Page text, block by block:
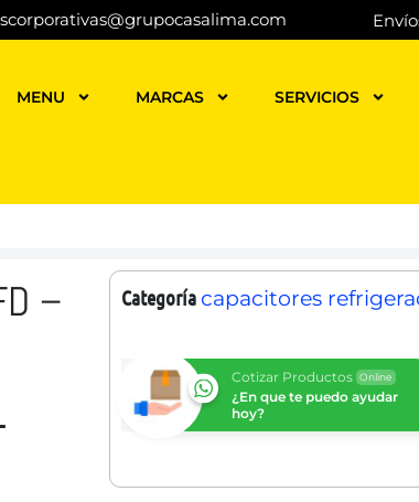
MENU MARCAS SERVICIOS
– Categoría capacitores
Cotizar Productos Online
¿En que te puedo ayudar
hoy?